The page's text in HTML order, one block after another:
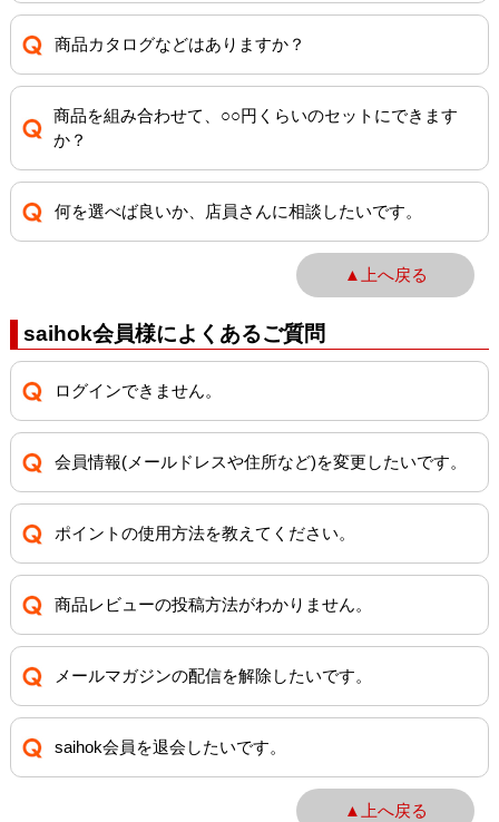
商品カタログなどはありますか？
商品を組み合わせて、○○円くらいのセットにできます
か？
何を選べば良いか、店員さんに相談したいです。
▲上へ戻る
saihok会員様によくあるご質問
ログインできません。
会員情報(メールドレスや住所など)を変更したいです。
ポイントの使用方法を教えてください。
商品レビューの投稿方法がわかりません。
メールマガジンの配信を解除したいです。
saihok会員を退会したいです。
▲上へ戻る